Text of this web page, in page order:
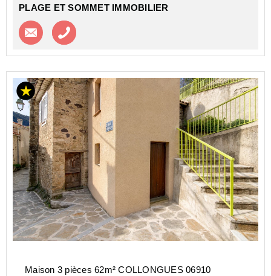
PLAGE ET SOMMET IMMOBILIER
Contacter l'agence
Maison 3 pièces 62m² COLLONGUES 06910